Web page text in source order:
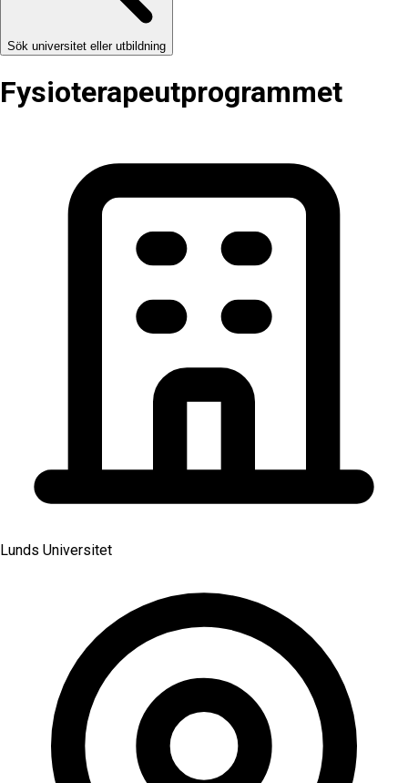
Sök universitet eller utbildning
Fysioterapeut­programmet
Lunds Universitet